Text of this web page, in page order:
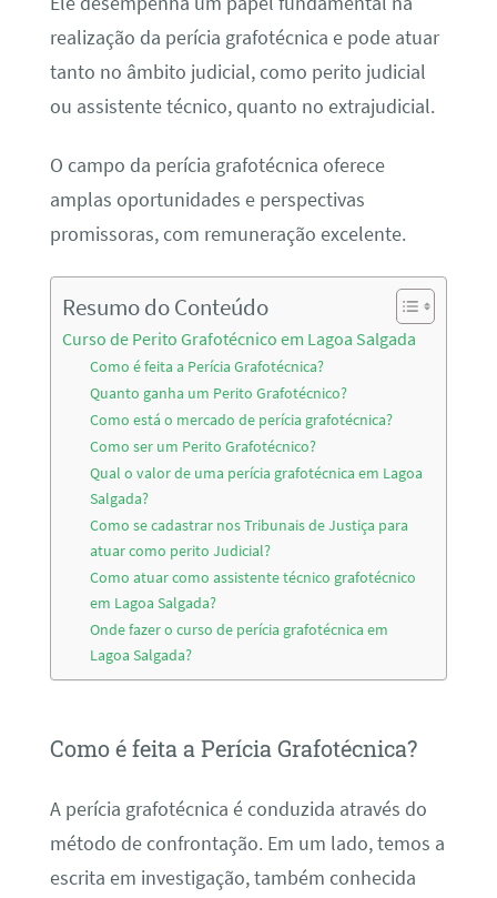
realização da perícia grafotécnica e pode atuar
tanto no âmbito judicial, como perito judicial
ou assistente técnico, quanto no extrajudicial.
O campo da perícia grafotécnica oferece
amplas oportunidades e perspectivas
promissoras, com remuneração excelente.
Resumo do Conteúdo
Curso de Perito Grafotécnico em Lagoa Salgada
Como é feita a Perícia Grafotécnica?
Quanto ganha um Perito Grafotécnico?
Como está o mercado de perícia grafotécnica?
Como ser um Perito Grafotécnico?
Qual o valor de uma perícia grafotécnica em Lagoa
Salgada?
Como se cadastrar nos Tribunais de Justiça para
atuar como perito Judicial?
Como atuar como assistente técnico grafotécnico
em Lagoa Salgada?
Onde fazer o curso de perícia grafotécnica em
Lagoa Salgada?
Como é feita a Perícia Grafotécnica?
A perícia grafotécnica é conduzida através do
método de confrontação. Em um lado, temos a
escrita em investigação, também conhecida